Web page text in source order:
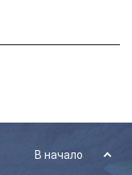
В начало